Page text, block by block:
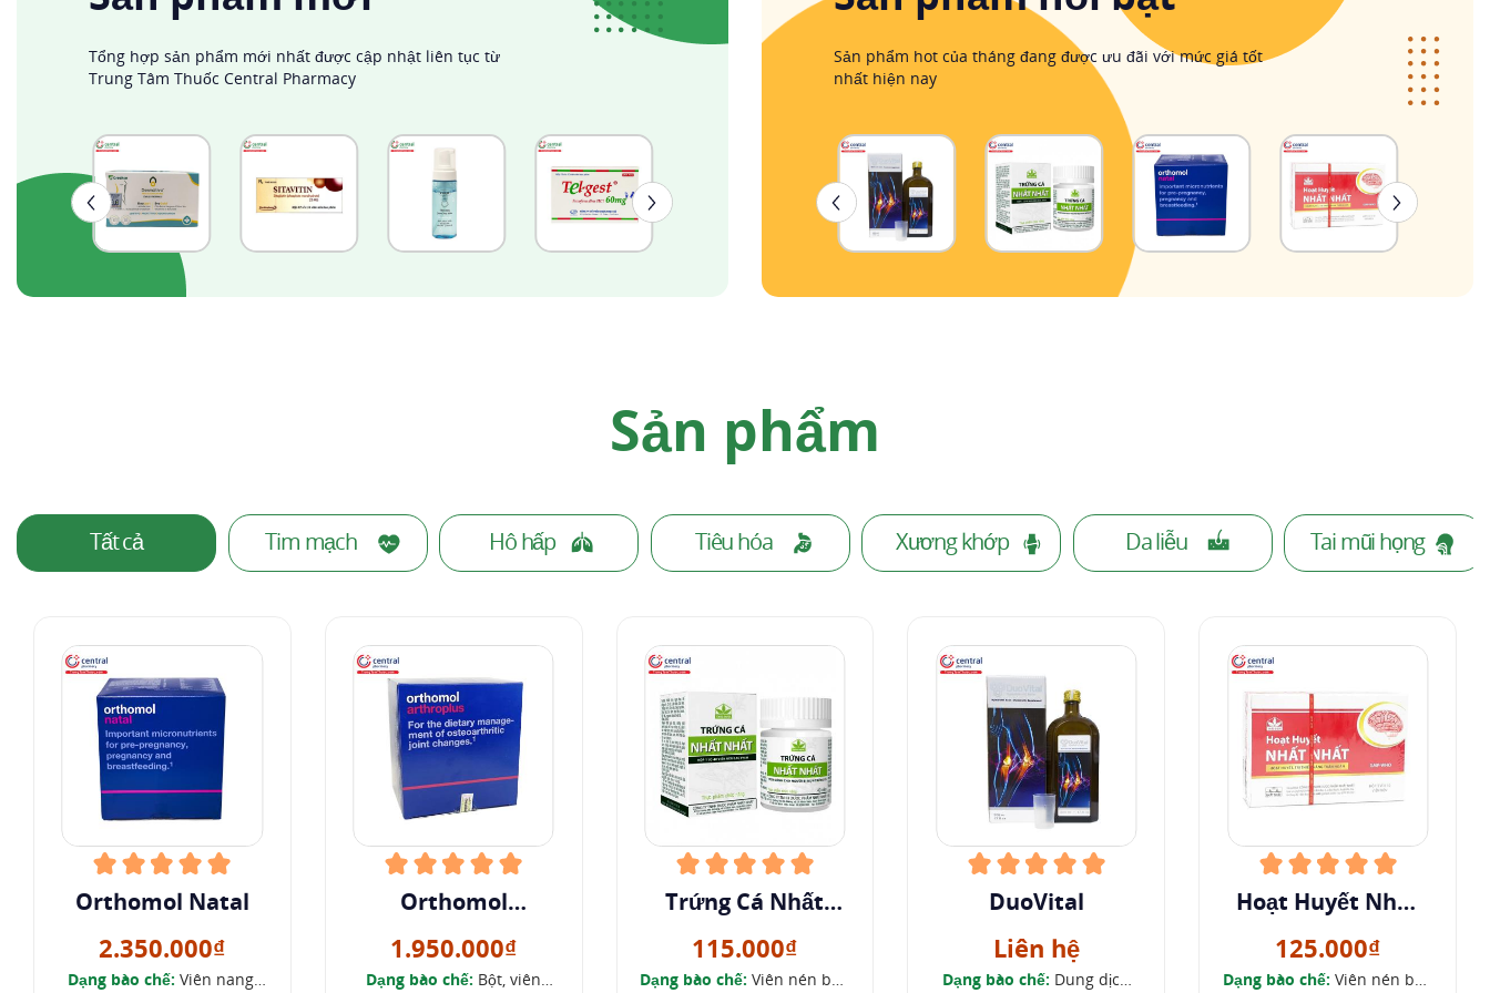
Tổng hợp sản phẩm mới nhất được cập nhật liên tục từ
Trung Tâm Thuốc Central Pharmacy
Sản phẩm hot của tháng đang được ưu đãi với mức giá tốt
nhất hiện nay
Sản phẩm
Tất cả Tim mạch Hô hấp Tiêu hóa Xương khớp Da liễu Tai mũi họng
Orthomol Natal
2.350.000₫
Dạng bào chế: Viên nang,
Orthomol
1.950.000₫
Dạng bào chế: Bột, viên
Trứng Cá Nhất
115.000₫
Dạng bào chế: Viên nén bao
DuoVital
Liên hệ
Dạng bào chế: Dung dịch
Hoạt Huyết Nhất
125.000₫
Dạng bào chế: Viên nén bao